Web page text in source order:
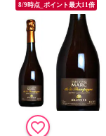
8/9時点_ポイント最大11倍